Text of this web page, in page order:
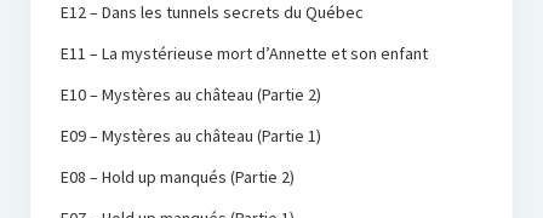
E12 – Dans les tunnels secrets du Québec
E11 – La mystérieuse mort d’Annette et son enfant
E10 – Mystères au château (Partie 2)
E09 – Mystères au château (Partie 1)
E08 – Hold up manqués (Partie 2)